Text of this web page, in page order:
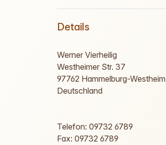
Details
Werner Vierheilig
Westheimer Str. 37
97762 Hammelburg-Westheim
Deutschland
Telefon: 09732 6789
Fax: 09732 6789